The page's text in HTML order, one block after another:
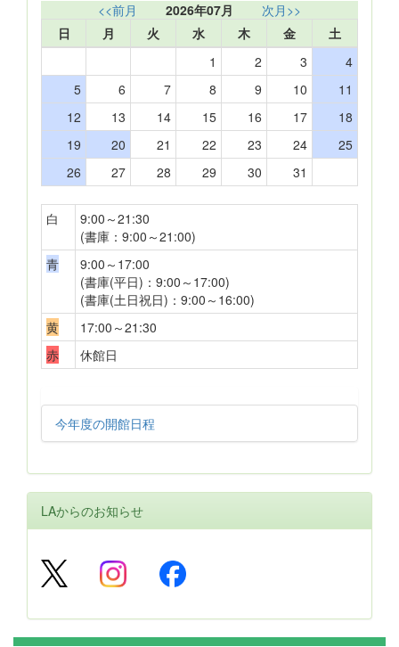
<<前月 2026年07月
次月>>
日
月 火 水 木 金
土
1
2 3
4
5
6 7 8 9 10
11
12
13 14 15 16 17
18
19
20 21 22 23 24
25
26
27 28 29 30 31
白
9:00～21:30
(書庫：9:00～21:00)
青
9:00～17:00
(書庫(平日)：9:00～17:00)
(書庫(土日祝日)：9:00～16:00)
黄
17:00～21:30
赤
休館日
今年度の開館日程
LAからのお知らせ